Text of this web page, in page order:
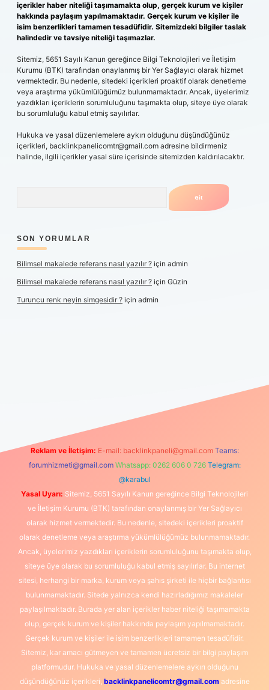
içerikler haber niteliği taşımamakta olup, gerçek kurum ve kişiler
hakkında paylaşım yapılmamaktadır. Gerçek kurum ve kişiler ile
isim benzerlikleri tamamen tesadüfidir. Sitemizdeki bilgiler taslak
halindedir ve tavsiye niteliği taşımazlar.
Sitemiz, 5651 Sayılı Kanun gereğince Bilgi Teknolojileri ve İletişim
Kurumu (BTK) tarafından onaylanmış bir Yer Sağlayıcı olarak hizmet
vermektedir. Bu nedenle, sitedeki içerikleri proaktif olarak denetleme
veya araştırma yükümlülüğümüz bulunmamaktadır. Ancak, üyelerimiz
yazdıkları içeriklerin sorumluluğunu taşımakta olup, siteye üye olarak
bu sorumluluğu kabul etmiş sayılırlar.
Hukuka ve yasal düzenlemelere aykırı olduğunu düşündüğünüz
içerikleri, backlinkpanelicomtr@gmail.com adresine bildirmeniz
halinde, ilgili içerikler yasal süre içerisinde sitemizden kaldırılacaktır.
SON YORUMLAR
Bilimsel makalede referans nasıl yazılır ? için admin
Bilimsel makalede referans nasıl yazılır ? için Güzin
Turuncu renk neyin simgesidir ? için admin
Reklam ve İletişim: E-mail: backlinkpaneli@gmail.com Teams:
forumhizmeti@gmail.com Whatsapp: 0262 606 0 726 Telegram:
@karabul
Yasal Uyarı: Sitemiz, 5651 Sayılı Kanun gereğince Bilgi Teknolojileri
ve İletişim Kurumu (BTK) tarafından onaylanmış bir Yer Sağlayıcı
olarak hizmet vermektedir. Bu nedenle, sitedeki içerikleri proaktif
olarak denetleme veya araştırma yükümlülüğümüz bulunmamaktadır.
Ancak, üyelerimiz yazdıkları içeriklerin sorumluluğunu taşımakta olup,
siteye üye olarak bu sorumluluğu kabul etmiş sayılırlar. Bu internet
sitesi, herhangi bir marka, kurum veya şahıs şirketi ile hiçbir bağlantısı
bulunmamaktadır. Sitede yalnızca kendi hazırladığımız makaleler
paylaşılmaktadır. Burada yer alan içerikler haber niteliği taşımamakta
olup, gerçek kurum ve kişiler hakkında paylaşım yapılmamaktadır.
Gerçek kurum ve kişiler ile isim benzerlikleri tamamen tesadüfidir.
Sitemiz, kar amacı gütmeyen ve tamamen ücretsiz bir bilgi paylaşım
platformudur. Hukuka ve yasal düzenlemelere aykırı olduğunu
düşündüğünüz içerikleri, backlinkpanelicomtr@gmail.comadresine